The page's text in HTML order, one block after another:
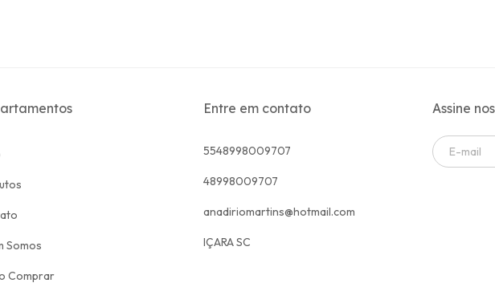
Somos
Comprar
Entre em contato
5548998009707
48998009707
anadiriomartins@hotmail.com
IÇARA SC
Assine